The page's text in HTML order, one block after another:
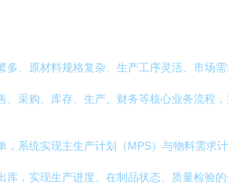
多、原材料规格复杂、生产工序灵活、市场
采购、库存、生产、财务等核心业务流程
，系统实现主生产计划（MPS）与物料需求
库，实现生产进度、在制品状态、质量检验